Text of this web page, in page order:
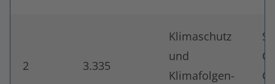
2 3.335
Klimaschutz
und
Klimafolgen-